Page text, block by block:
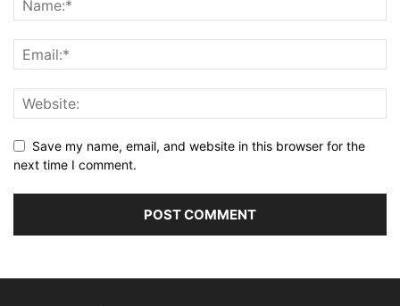
Save my name, email, and website in this browser for the
next time I comment.